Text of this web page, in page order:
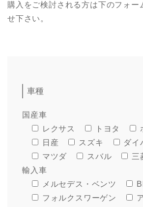
購入をご検討される方は下のフォー
せ下さい。
車種
国産車
レクサス
トヨタ
日産
スズキ
ダイ
マツダ
スバル
三
輸入車
メルセデス・ベンツ
フォルクスワーゲン